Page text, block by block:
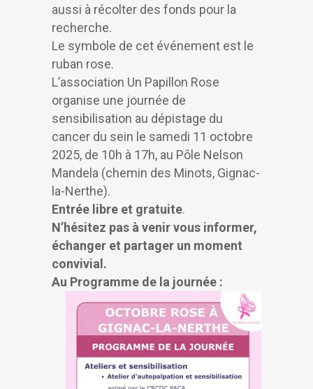
aussi à récolter des fonds pour la
recherche.
Le symbole de cet événement est le
ruban rose.
L’association Un Papillon Rose
organise une journée de
sensibilisation au dépistage du
cancer du sein le samedi 11 octobre
2025, de 10h à 17h, au Pôle Nelson
Mandela (chemin des Minots, Gignac-
la-Nerthe).
Entrée libre et gratuite.
N’hésitez pas à venir vous informer,
échanger et partager un moment
convivial.
Au Programme de la journée :